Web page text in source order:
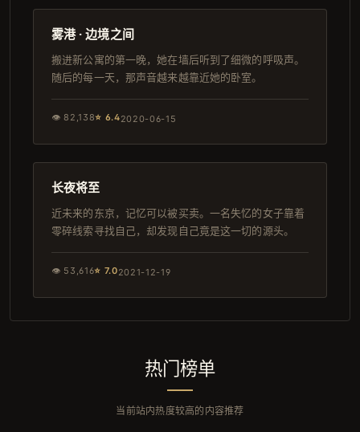
院线
雾港 · 边境之间
搬进新公寓的第一晚，她在墙后听到了细微的呼吸声。
随后的每一天，那声音越来越靠近她的卧室。
👁 82,138⭐ 6.42020-06-15
日本
146分钟
长夜将至
近未来的东京，记忆可以被买卖。一名失忆的女子靠着
零碎线索寻找自己，却发现自己竟是这一切的源头。
👁 53,616⭐ 7.02021-12-19
热门榜单
当前站内热度较高的内容推荐